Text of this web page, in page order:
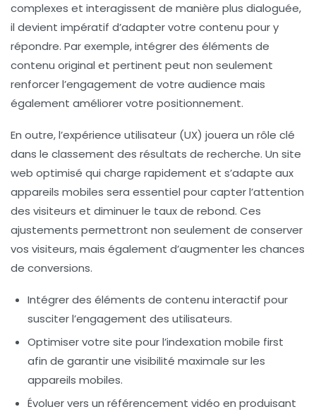
complexes et interagissent de manière plus dialoguée,
il devient impératif d’adapter votre contenu pour y
répondre. Par exemple, intégrer des éléments de
contenu original et pertinent peut non seulement
renforcer l’engagement de votre audience mais
également améliorer votre positionnement.
En outre, l’expérience utilisateur (UX) jouera un rôle clé
dans le classement des résultats de recherche. Un site
web optimisé qui charge rapidement et s’adapte aux
appareils mobiles sera essentiel pour capter l’attention
des visiteurs et diminuer le taux de rebond. Ces
ajustements permettront non seulement de conserver
vos visiteurs, mais également d’augmenter les chances
de conversions.
Intégrer des éléments de contenu interactif pour
susciter l’engagement des utilisateurs.
Optimiser votre site pour l’indexation mobile first
afin de garantir une visibilité maximale sur les
appareils mobiles.
Évoluer vers un référencement vidéo en produisant